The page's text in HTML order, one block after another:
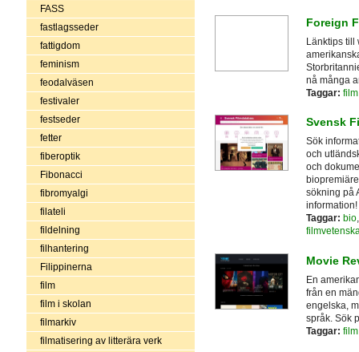
FASS
fastlagsseder
fattigdom
feminism
feodalväsen
festivaler
festseder
fetter
fiberoptik
Fibonacci
fibromyalgi
filateli
fildelning
filhantering
Filippinerna
film
film i skolan
filmarkiv
filmatisering av litterära verk
Foreign
Länktips till
nå många
Taggar: film
Svensk
Sök
och
och
sökning på
Taggar: bio
Movie
En
från en
engelska,
språk. Sök
Taggar: film